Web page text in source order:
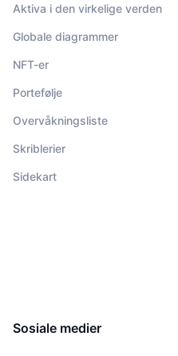
Aktiva i den virkelige verden
Globale diagrammer
NFT-er
Portefølje
Overvåkningsliste
Skriblerier
Sidekart
Sosiale medier